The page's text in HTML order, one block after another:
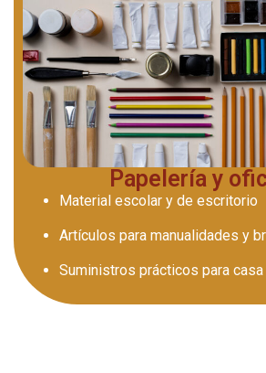
Papelería y
Material escolar y de escritorio
Artículos para manualidades y
Suministros prácticos para